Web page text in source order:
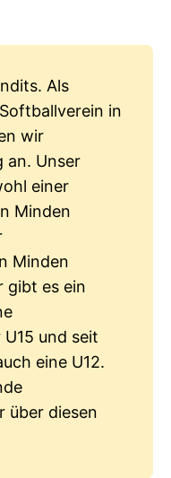
Als
in
wir
an. Unser
einer
Minden
Minden
gibt es ein
und seit
eine U12.
über diesen